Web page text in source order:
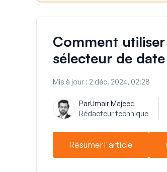
Comment
sélecteur de date
Mis à jour : 2 déc. 2024, 02:28
ParUmair Majeed
Rédacteur technique
Résumer l'article